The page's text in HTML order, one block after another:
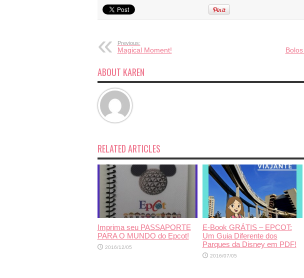
Previous:
Magical Moment!
ABOUT KAREN
RELATED ARTICLES
Imprima seu PASSAPORTE
PARA O MUNDO do Epcot!
2016/12/05
E-Book GRÁTIS – EPCOT:
Um Guia Diferente dos
Parques da Disney em PDF!
2016/07/05